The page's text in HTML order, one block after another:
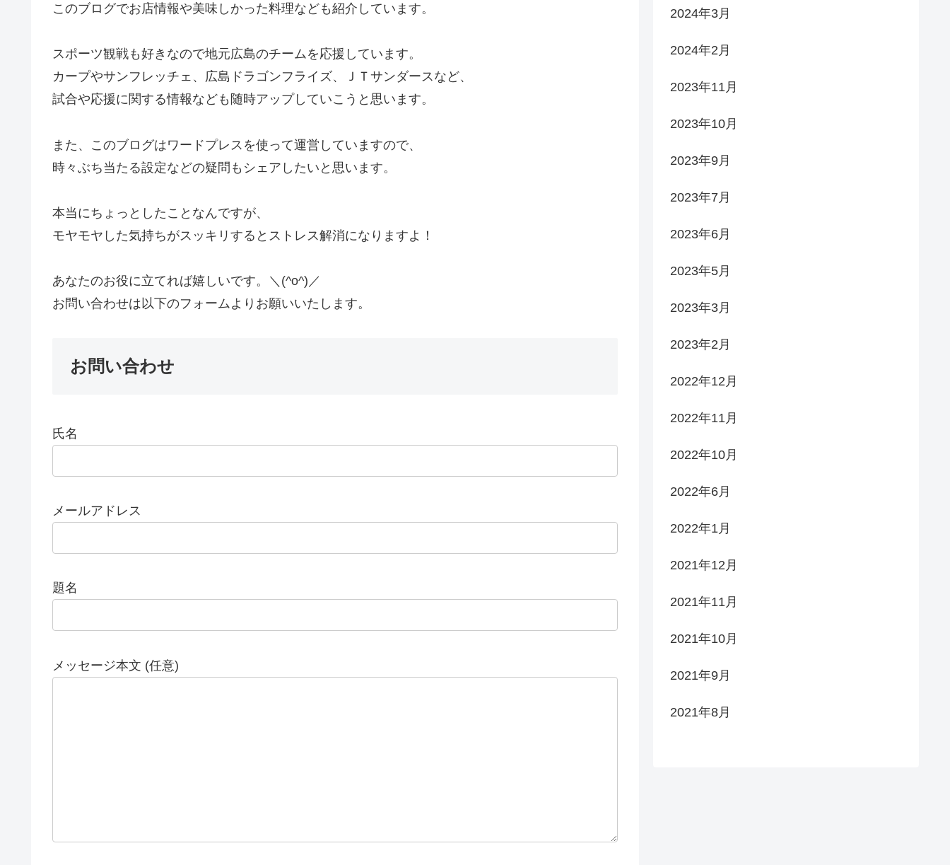
このブログでお店情報や美味しかった料理なども紹介しています。
スポーツ観戦も好きなので地元広島のチームを応援しています。
カープやサンフレッチェ、広島ドラゴンフライズ、ＪＴサンダースなど、
試合や応援に関する情報なども随時アップしていこうと思います。
また、このブログはワードプレスを使って運営していますので、
時々ぶち当たる設定などの疑問もシェアしたいと思います。
本当にちょっとしたことなんですが、
モヤモヤした気持ちがスッキリするとストレス解消になりますよ！
あなたのお役に立てれば嬉しいです。＼(^o^)／
お問い合わせは以下のフォームよりお願いいたします。
お問い合わせ
氏名
メールアドレス
題名
メッセージ本文 (任意)
2024年3月
2024年2月
2023年11月
2023年10月
2023年9月
2023年7月
2023年6月
2023年5月
2023年3月
2023年2月
2022年12月
2022年11月
2022年10月
2022年6月
2022年1月
2021年12月
2021年11月
2021年10月
2021年9月
2021年8月